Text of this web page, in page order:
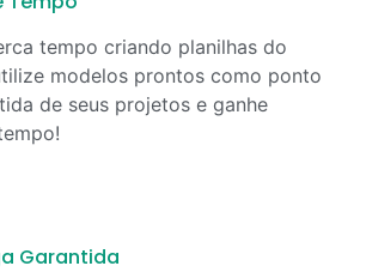
tempo criando planilhas do
modelos prontos como ponto
de seus projetos e ganhe
Garantida